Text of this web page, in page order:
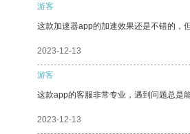
游客
这款加速器app的加速效果还是不错的，
2023-12-13
游客
这款app的客服非常专业，遇到问题总是
2023-12-13